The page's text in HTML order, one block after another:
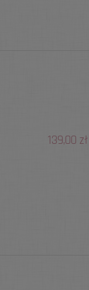
139,00 zł